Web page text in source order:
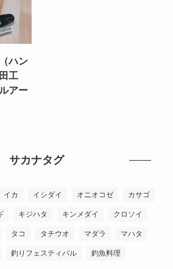
ハン
工
アー
サカナタグ
イカ イシダイ オニオコゼ カサゴ
キジハタ キンメダイ クロソイ
タコ タチウオ マダラ マハタ
釣りフェスティバル 釣魚料理